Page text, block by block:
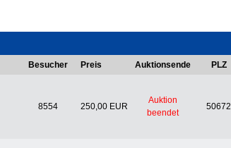
Besucher Preis Auktionsende PLZ
8554 250,00 EUR
Auktion
beendet
50672